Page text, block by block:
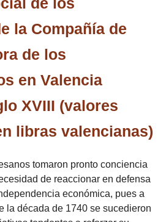
de los
la Compañía de
de los
en Valencia
XVIII (valores
libras valencianas)
tomaron pronto conciencia
de reaccionar en defensa
económica, pues a
la década de 1740 se sucedieron